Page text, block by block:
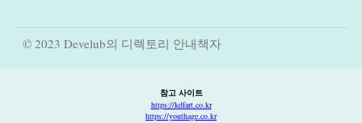
© 2023 Develub의 디렉토리 안내책자
참고 사이트
https://kdfart.co.kr
https://youthage.co.kr